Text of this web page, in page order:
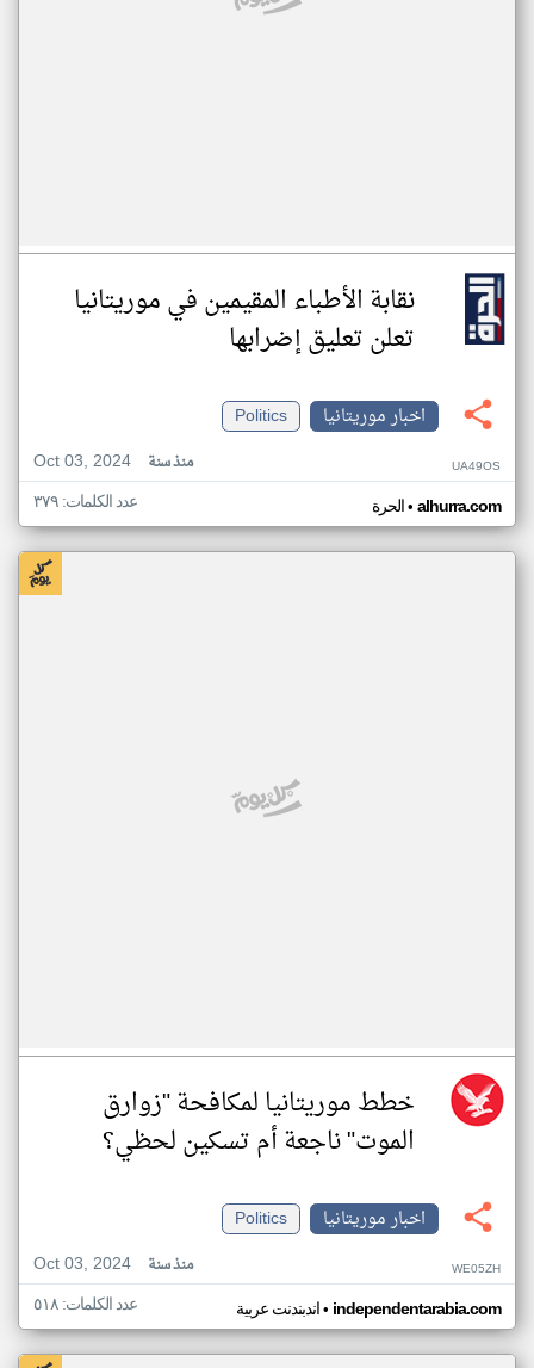
نقابة الأطباء المقيمين في موريتانيا
تعلن تعليق إضرابها
اخبار موريتانيا
Politics
Oct 03, 2024
منذ سنة UA49OS
الحرة• alhurra.com عدد الكلمات: ٣٧٩
خطط موريتانيا لمكافحة "زوارق
الموت" ناجعة أم تسكين لحظي؟
اخبار موريتانيا
Politics
Oct 03, 2024
منذ سنة WE05ZH
اندبندنت عربية• independentarabia.com عدد الكلمات: ٥١٨